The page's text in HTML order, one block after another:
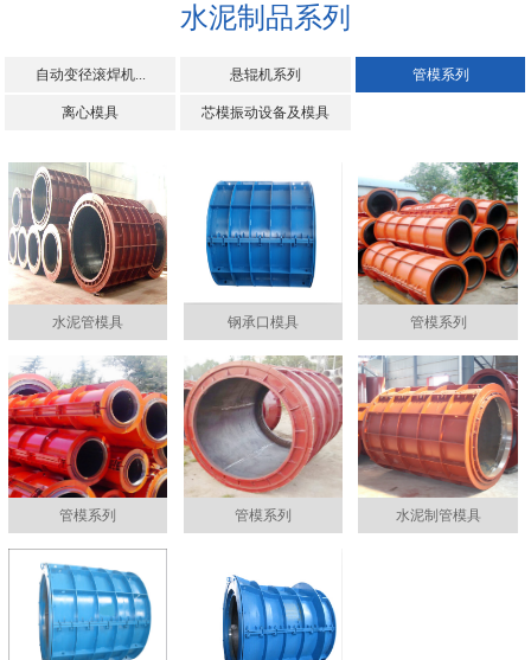
水泥制品系列
自动变径滚焊机... 悬辊机系列 管模系列
离心模具 芯模振动设备及模具
水泥管模具 钢承口模具 管模系列
管模系列 管模系列 水泥制管模具